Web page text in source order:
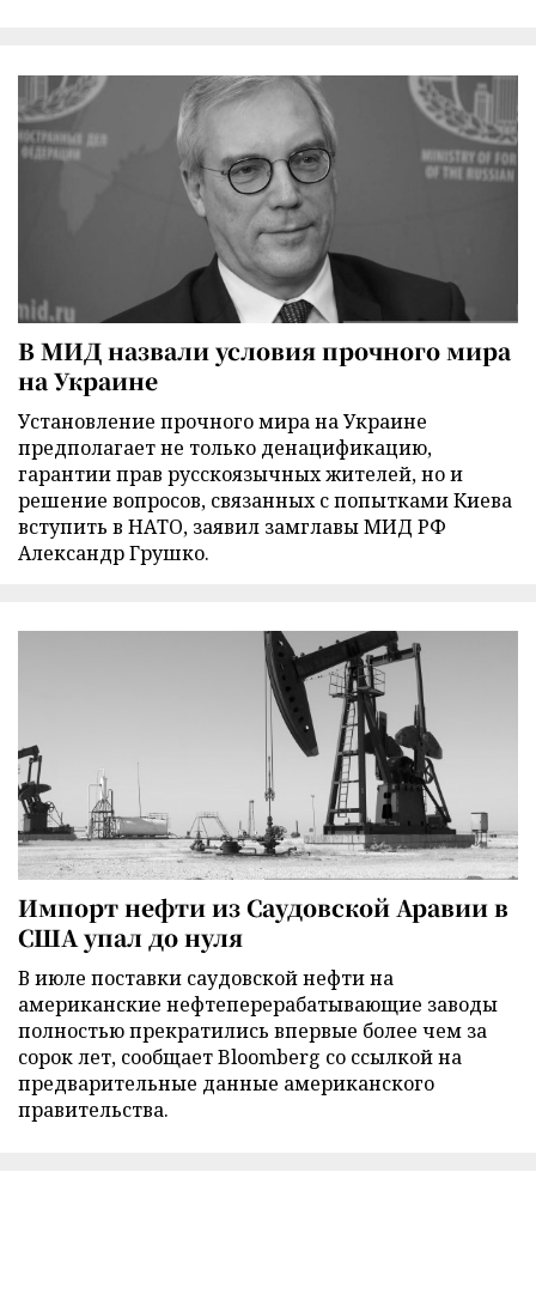
В МИД назвали условия прочного мира
на Украине
Установление прочного мира на Украине
предполагает не только денацификацию,
гарантии прав русскоязычных жителей, но и
решение вопросов, связанных с попытками Киева
вступить в НАТО, заявил замглавы МИД РФ
Александр Грушко.
Импорт нефти из Саудовской Аравии в
США упал до нуля
В июле поставки саудовской нефти на
американские нефтеперерабатывающие заводы
полностью прекратились впервые более чем за
сорок лет, сообщает Bloomberg со ссылкой на
предварительные данные американского
правительства.